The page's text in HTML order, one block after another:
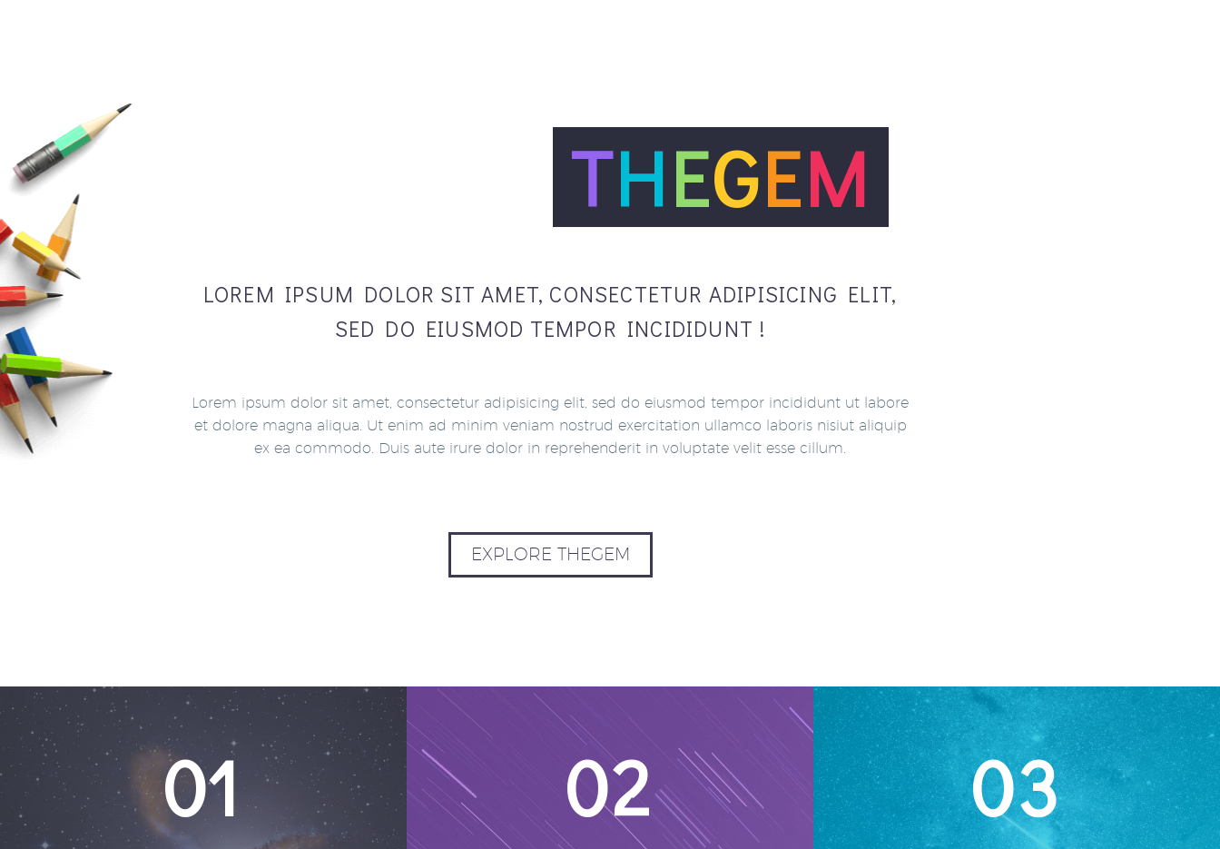
THEGEM
LOREM IPSUM DOLOR SIT AMET, CONSECTETUR ADIPISICING ELIT,
SED DO EIUSMOD TEMPOR INCIDIDUNT !
Lorem ipsum dolor sit amet, consectetur adipisicing elit, sed do eiusmod tempor incididunt ut labore
et dolore magna aliqua. Ut enim ad minim veniam nostrud exercitation ullamco laboris nisiut aliquip
ex ea commodo. Duis aute irure dolor in reprehenderit in voluptate velit esse cillum.
EXPLORE THEGEM
01 02 03